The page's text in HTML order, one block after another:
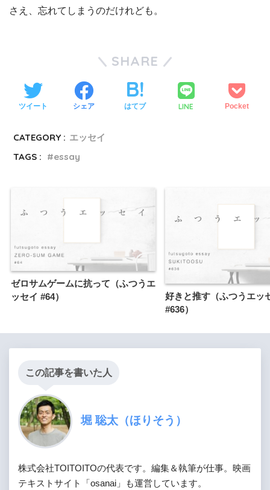
さえ、忘れてしまうのだけれども。
SHARE
ツイート シェア はてブ LINE Pocket
CATEGORY : エッセイ
TAGS :
essay
ゼロサムゲームに抗って（ふつうエ
ッセイ #64）
好きと推す（ふつうエッ
#636）
この記事を書いた人
堀 聡太（ほりそう）
株式会社TOITOITOの代表です。編集＆執筆が仕事。映画
テキストサイト「osanai」も運営しています。